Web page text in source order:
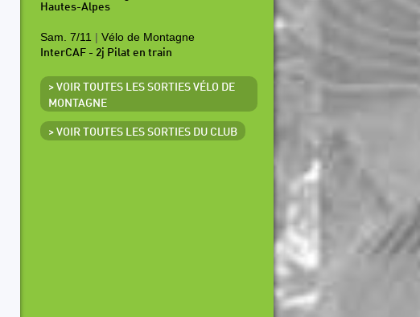
Hautes-Alpes
Sam. 7/11 | Vélo de Montagne
InterCAF - 2j Pilat en train
> VOIR TOUTES LES SORTIES VÉLO DE
MONTAGNE
> VOIR TOUTES LES SORTIES DU CLUB